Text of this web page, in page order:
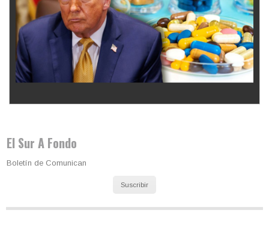
El Sur A Fondo
Boletín de Comunican
Suscribir